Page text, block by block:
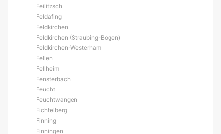
Feilitzsch
Feldafing
Feldkirchen
Feldkirchen (Straubing-Bogen)
Feldkirchen-Westerham
Fellen
Fellheim
Fensterbach
Feucht
Feuchtwangen
Fichtelberg
Finning
Finningen